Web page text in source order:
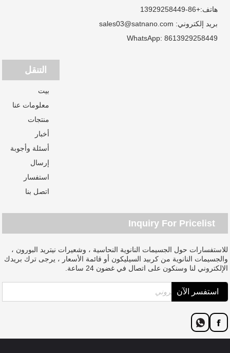
هاتف:+86-13929258449
بريد إلكتروني: sales03@satnano.com
WhatsApp: 8613929258449
التنقل
بيت
معلومات عنا
منتجات
أخبار
أسئلة وأجوبة
إرسال
استفسار
اتصل بنا
Inquiry For Pricelist
للاستفسارات حول الجسيمات النانوية النحاسية ، وشعيرات نيتريد البورون ،
والجسيمات النانوية من كربيد السيليكون أو قائمة الأسعار ، يرجى ترك بريدك
الإلكتروني لنا وسنكون على اتصال في غضون 24 ساعة.